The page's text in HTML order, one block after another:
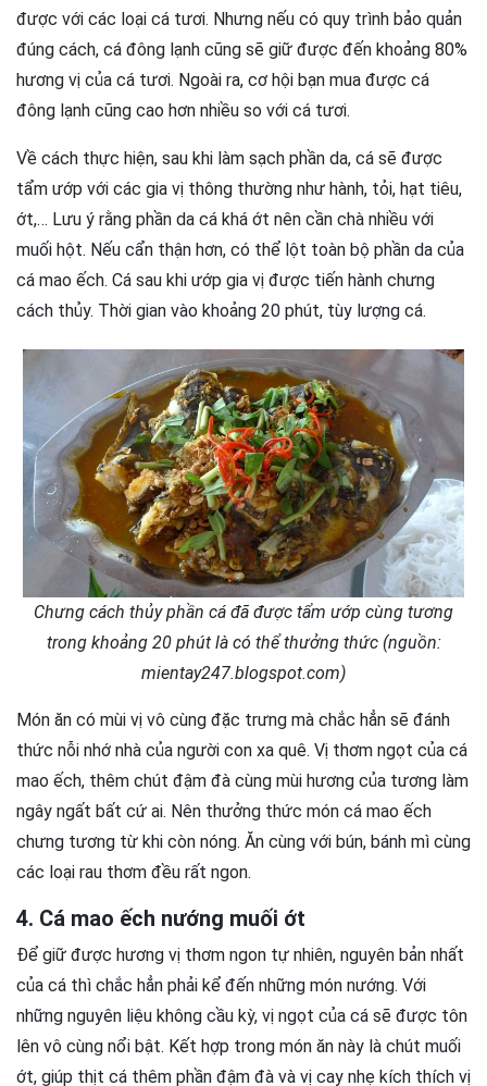
được với các loại cá tươi. Nhưng nếu có quy trình bảo quản
đúng cách, cá đông lạnh cũng sẽ giữ được đến khoảng 80%
hương vị của cá tươi. Ngoài ra, cơ hội bạn mua được cá
đông lạnh cũng cao hơn nhiều so với cá tươi.
Về cách thực hiện, sau khi làm sạch phần da, cá sẽ được
tẩm ướp với các gia vị thông thường như hành, tỏi, hạt tiêu,
ớt,… Lưu ý rằng phần da cá khá ớt nên cần chà nhiều với
muối hột. Nếu cẩn thận hơn, có thể lột toàn bộ phần da của
cá mao ếch. Cá sau khi ướp gia vị được tiến hành chưng
cách thủy. Thời gian vào khoảng 20 phút, tùy lượng cá.
Chưng cách thủy phần cá đã được tẩm ướp cùng tương
trong khoảng 20 phút là có thể thưởng thức (nguồn:
mientay247.blogspot.com)
Món ăn có mùi vị vô cùng đặc trưng mà chắc hẳn sẽ đánh
thức nỗi nhớ nhà của người con xa quê. Vị thơm ngọt của cá
mao ếch, thêm chút đậm đà cùng mùi hương của tương làm
ngây ngất bất cứ ai. Nên thưởng thức món cá mao ếch
chưng tương từ khi còn nóng. Ăn cùng với bún, bánh mì cùng
các loại rau thơm đều rất ngon.
4. Cá mao ếch nướng muối ớt
Để giữ được hương vị thơm ngon tự nhiên, nguyên bản nhất
của cá thì chắc hẳn phải kể đến những món nướng. Với
những nguyên liệu không cầu kỳ, vị ngọt của cá sẽ được tôn
lên vô cùng nổi bật. Kết hợp trong món ăn này là chút muối
ớt, giúp thịt cá thêm phần đậm đà và vị cay nhẹ kích thích vị